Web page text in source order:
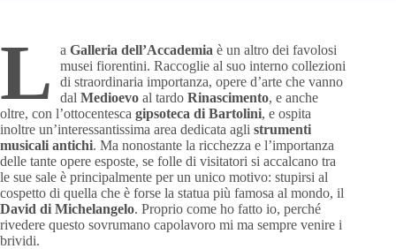
L a Galleria dell’Accademia è un altro dei favolosi
musei fiorentini. Raccoglie al suo interno collezioni
di straordinaria importanza, opere d’arte che vanno
dal Medioevo al tardo Rinascimento, e anche
oltre, con l’ottocentesca gipsoteca di Bartolini, e ospita
inoltre un’interessantissima area dedicata agli strumenti
musicali antichi. Ma nonostante la ricchezza e l’importanza
delle tante opere esposte, se folle di visitatori si accalcano tra
le sue sale è principalmente per un unico motivo: stupirsi al
cospetto di quella che è forse la statua più famosa al mondo, il
David di Michelangelo. Proprio come ho fatto io, perché
rivedere questo sovrumano capolavoro mi ma sempre venire i
brividi.